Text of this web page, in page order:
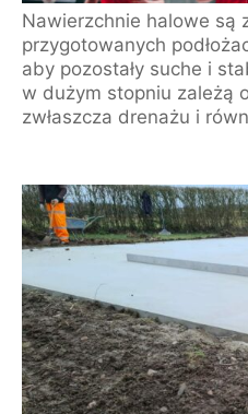
Nawierzchnie halowe są
przygotowanych
aby pozostały suche i
w dużym stopniu zależą
zwłaszcza drenażu i